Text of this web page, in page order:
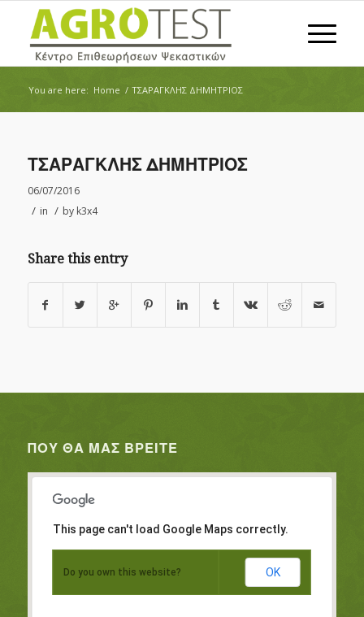
You are here: Home / ΤΣΑΡΑΓΚΛΗΣ ΔΗΜΗΤΡΙΟΣ
ΤΣΑΡΑΓΚΛΗΣ ΔΗΜΗΤΡΙΟΣ
06/07/2016
/ in / by k3x4
Share this entry
ΠΟΥ ΘΑ ΜΑΣ ΒΡΕΊΤΕ
This page can't load Google Maps correctly.
Do you own this website? OK